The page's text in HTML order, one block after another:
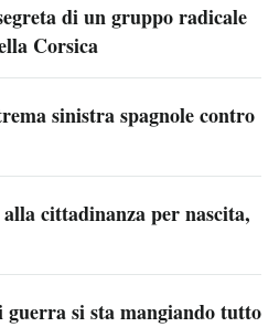
di un gruppo radicale
Corsica
sinistra spagnole contro
cittadinanza per nascita,
guerra si sta mangiando tutto